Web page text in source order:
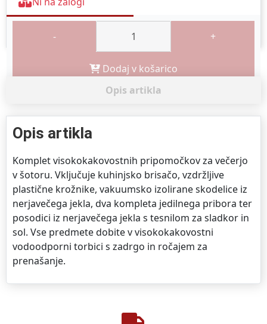
- +
Dodaj v košarico
Opis artikla
Opis artikla
Komplet visokokakovostnih pripomočkov za večerjo
v šotoru. Vključuje kuhinjsko brisačo, vzdržljive
plastične krožnike, vakuumsko izolirane skodelice iz
nerjavečega jekla, dva kompleta jedilnega pribora ter
posodici iz nerjavečega jekla s tesnilom za sladkor in
sol. Vse predmete dobite v visokokakovostni
vodoodporni torbici s zadrgo in ročajem za
prenašanje.